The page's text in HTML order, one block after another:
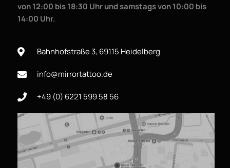
von 12:00 bis 18:30 Uhr und samstags von 10:00 bis
14:00 Uhr.
Bahnhofstraße 3, 69115 Heidelberg
info@mirrortattoo.de
+49 (0) 6221 599 58 56